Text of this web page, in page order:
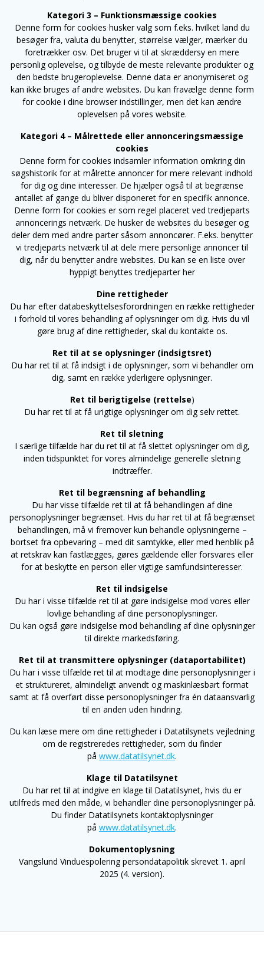
Kategori 3 – Funktionsmæssige cookies
Denne form for cookies husker valg som f.eks. hvilket land du
besøger fra, valuta du benytter, størrelse vælger, mærker du
foretrækker osv. Det bruger vi til at skræddersy en mere
personlig oplevelse, og tilbyde de meste relevante produkter og
den bedste brugeroplevelse. Denne data er anonymiseret og
kan ikke bruges af andre websites. Du kan fravælge denne form
for cookie i dine browser indstillinger, men det kan ændre
oplevelsen på vores website.
Kategori 4 – Målrettede eller annonceringsmæssige
cookies
Denne form for cookies indsamler information omkring din
søgshistorik for at målrette annoncer for mere relevant indhold
for dig og dine interesser. De hjælper også til at begrænse
antallet af gange du bliver disponeret for en specifik annonce.
Denne form for cookies er som regel placeret ved tredjeparts
annoncerings netværk. De husker de websites du besøger og
deler dem med andre parter såsom annoncører. F.eks. benytter
vi tredjeparts netværk til at dele mere personlige annoncer til
dig, når du benytter andre websites. Du kan se en liste over
hyppigt benyttes tredjeparter her
Dine rettigheder
Du har efter databeskyttelsesforordningen en række rettigheder
i forhold til vores behandling af oplysninger om dig. Hvis du vil
gøre brug af dine rettigheder, skal du kontakte os.
Ret til at se oplysninger (indsigtsret)
Du har ret til at få indsigt i de oplysninger, som vi behandler om
dig, samt en række yderligere oplysninger.
Ret til berigtigelse (rettelse)
Du har ret til at få urigtige oplysninger om dig selv rettet.
Ret til sletning
I særlige tilfælde har du ret til at få slettet oplysninger om dig,
inden tidspunktet for vores almindelige generelle sletning
indtræffer.
Ret til begrænsning af behandling
Du har visse tilfælde ret til at få behandlingen af dine
personoplysninger begrænset. Hvis du har ret til at få begrænset
behandlingen, må vi fremover kun behandle oplysningerne –
bortset fra opbevaring – med dit samtykke, eller med henblik på
at retskrav kan fastlægges, gøres gældende eller forsvares eller
for at beskytte en person eller vigtige samfundsinteresser.
Ret til indsigelse
Du har i visse tilfælde ret til at gøre indsigelse mod vores eller
lovlige behandling af dine personoplysninger.
Du kan også gøre indsigelse mod behandling af dine oplysninger
til direkte markedsføring.
Ret til at transmittere oplysninger (dataportabilitet)
Du har i visse tilfælde ret til at modtage dine personoplysninger i
et struktureret, almindeligt anvendt og maskinlæsbart format
samt at få overført disse personoplysninger fra én dataansvarlig
til en anden uden hindring.
Du kan læse mere om dine rettigheder i Datatilsynets vejledning
om de registreredes rettigheder, som du finder
på www.datatilsynet.dk.
Klage til Datatilsynet
Du har ret til at indgive en klage til Datatilsynet, hvis du er
utilfreds med den måde, vi behandler dine personoplysninger på.
Du finder Datatilsynets kontaktoplysninger
på www.datatilsynet.dk.
Dokumentoplysning
Vangslund Vinduespolering persondatapolitik skrevet 1. april
2025 (4. version).